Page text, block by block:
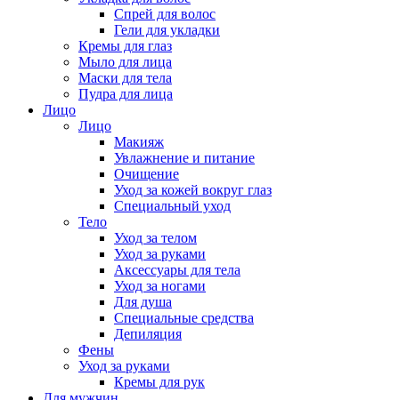
Спрей для волос
Гели для укладки
Кремы для глаз
Мыло для лица
Маски для тела
Пудра для лица
Лицо
Лицо
Макияж
Увлажнение и питание
Очищение
Уход за кожей вокруг глаз
Специальный уход
Тело
Уход за телом
Уход за руками
Аксессуары для тела
Уход за ногами
Для душа
Специальные средства
Депиляция
Фены
Уход за руками
Кремы для рук